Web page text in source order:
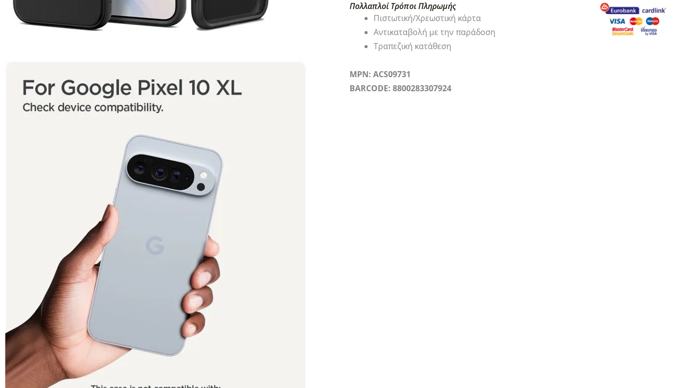
Πολλαπλοί Τρόποι Πληρωμής
Πιστωτική/Χρεωστική κάρτα
Αντικαταβολή με την παράδοση
Τραπεζική κατάθεση
MPN: ACS09731
BARCODE: 8800283307924